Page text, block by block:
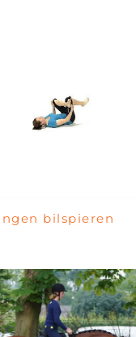
bilspieren